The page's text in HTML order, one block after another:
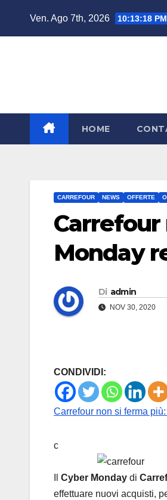
Ven. Ago 7th, 2026 10:13:20 PM
HOME
CARREFOUR NEWS OFFERTE
Carrefour
Monday
Di admin
NOV 30, 2020
CONDIVIDI:
Carrefour non si ferma
c
Cyber Monday di
effettuare nuovi acquisti,